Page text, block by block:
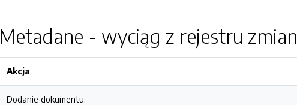
Metadane - wyciąg z rejestru zmian
Akcja
Dodanie dokumentu: